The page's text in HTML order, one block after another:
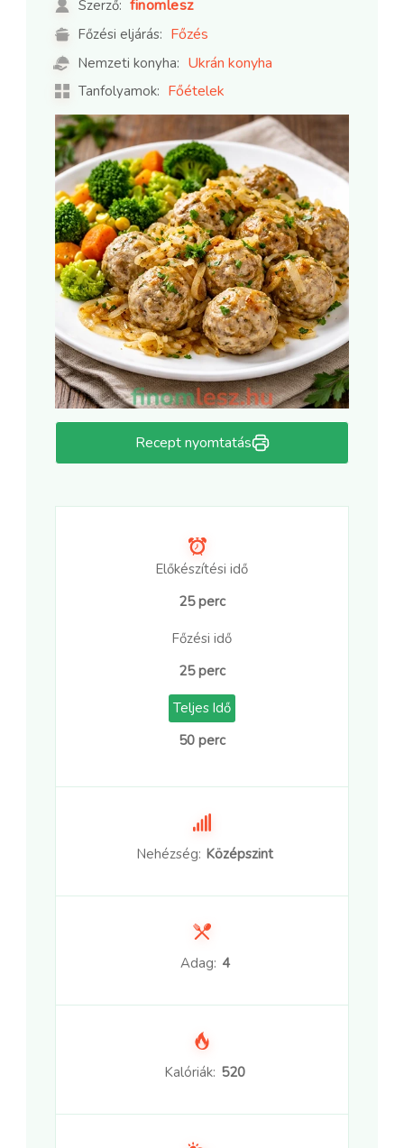
Szerző: finomlesz
Főzési eljárás: Főzés
Nemzeti konyha: Ukrán konyha
Tanfolyamok: Főételek
Recept nyomtatás
Előkészítési idő
25 perc
Főzési idő
25 perc
Teljes Idő
50 perc
Nehézség: Középszint
Adag: 4
Kalóriák: 520